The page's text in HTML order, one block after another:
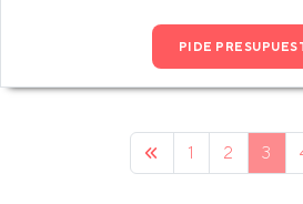
PIDE
1 2 3